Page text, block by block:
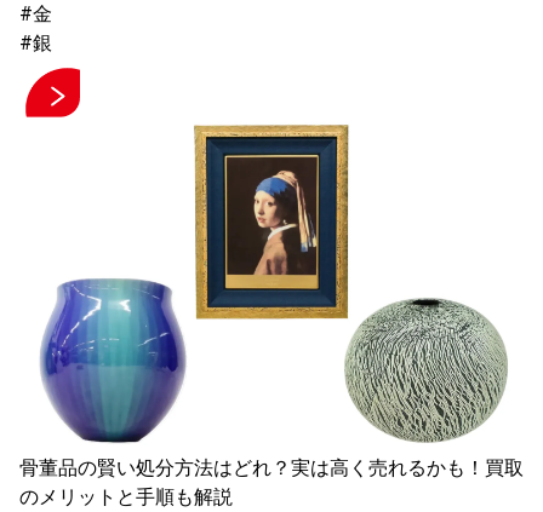
#金
#銀
骨董品の賢い処分方法はどれ？実は高く売れるかも！買取
のメリットと手順も解説